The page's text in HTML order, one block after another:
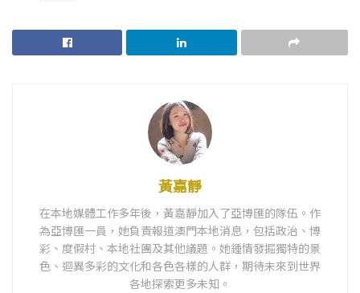
黃嘉靜
在本地媒體工作多年後，黃嘉靜加入了亞博匯的隊伍。作
為亞博匯一員，她負責報道澳門本地消息，包括政治、博
彩、度假村、本地社團及其他議題。她鍾情發掘獨特的景
色、迴異多彩的文化和各色各樣的人群，期待未來到世界
各地探索更多未知。